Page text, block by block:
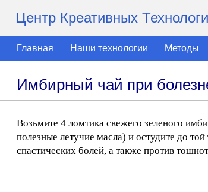
Центр Креативных
Главная Наши технологии Методы
Имбирный чай при
Возьмите 4 ломтика свежего зеленого
полезные летучие масла) и остудите до
спастических болей, а также против